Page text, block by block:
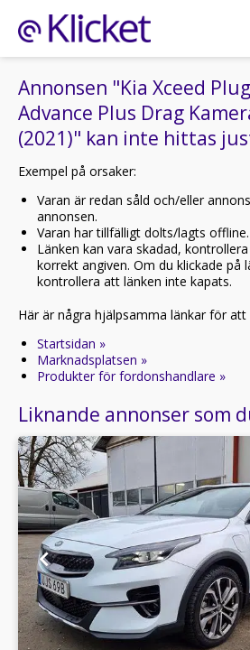
Annonsen "Kia Xceed
Advance Plus Drag
(2021)" kan inte hittas
Exempel på orsaker:
Varan är redan såld och/eller
annonsen.
Varan har tillfälligt dolts/lagts offline.
Länken kan vara skadad,
korrekt angiven. Om du klickade på
kontrollera att länken inte kapats.
Här är några hjälpsamma länkar för att
Startsidan »
Marknadsplatsen »
Produkter för fordonshandlare »
Liknande annonser som